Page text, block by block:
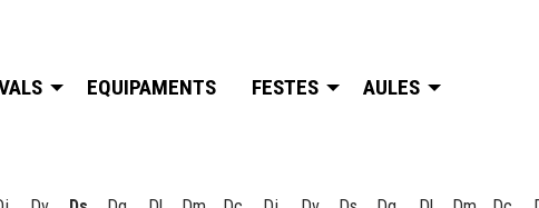
EQUIPAMENTS FESTES AULES